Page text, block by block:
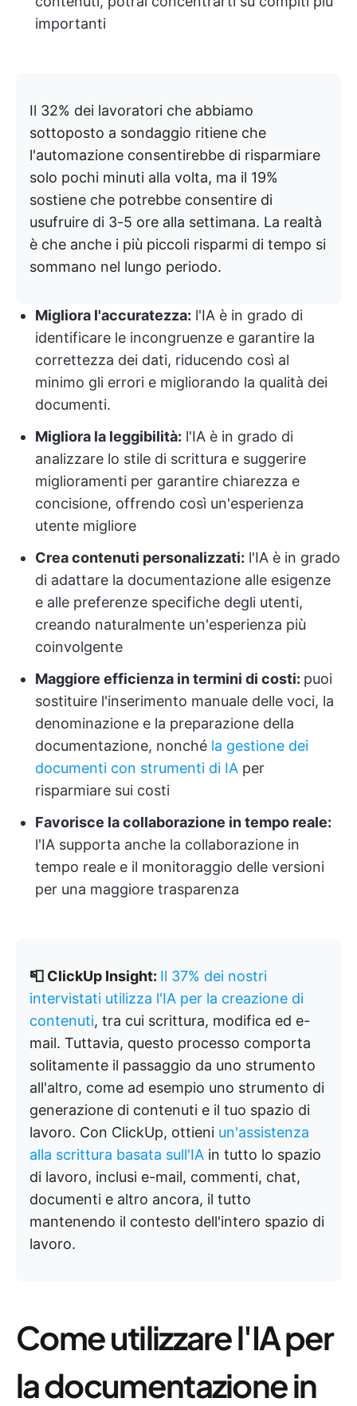
importanti
Il 32% dei lavoratori che abbiamo
sottoposto a sondaggio ritiene che
l'automazione consentirebbe di risparmiare
solo pochi minuti alla volta, ma il 19%
sostiene che potrebbe consentire di
usufruire di 3-5 ore alla settimana. La realtà
è che anche i più piccoli risparmi di tempo si
sommano nel lungo periodo.
Migliora l'accuratezza: l'IA è in grado di
identificare le incongruenze e garantire la
correttezza dei dati, riducendo così al
minimo gli errori e migliorando la qualità dei
documenti.
Migliora la leggibilità: l'IA è in grado di
analizzare lo stile di scrittura e suggerire
miglioramenti per garantire chiarezza e
concisione, offrendo così un'esperienza
utente migliore
Crea contenuti personalizzati: l'IA è in grado
di adattare la documentazione alle esigenze
e alle preferenze specifiche degli utenti,
creando naturalmente un'esperienza più
coinvolgente
Maggiore efficienza in termini di costi: puoi
sostituire l'inserimento manuale delle voci, la
denominazione e la preparazione della
documentazione, nonché la gestione dei
documenti con strumenti di IA per
risparmiare sui costi
Favorisce la collaborazione in tempo reale:
l'IA supporta anche la collaborazione in
tempo reale e il monitoraggio delle versioni
per una maggiore trasparenza
📮 ClickUp Insight: Il 37% dei nostri
intervistati utilizza l'IA per la creazione di
contenuti, tra cui scrittura, modifica ed e-
mail. Tuttavia, questo processo comporta
solitamente il passaggio da uno strumento
all'altro, come ad esempio uno strumento di
generazione di contenuti e il tuo spazio di
lavoro. Con ClickUp, ottieni un'assistenza
alla scrittura basata sull'IA in tutto lo spazio
di lavoro, inclusi e-mail, commenti, chat,
documenti e altro ancora, il tutto
mantenendo il contesto dell'intero spazio di
lavoro.
Come utilizzare l'IA per
la documentazione in